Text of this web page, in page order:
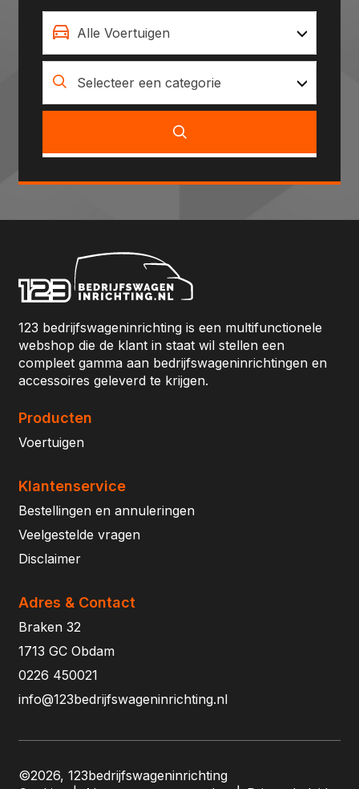
Alle Voertuigen
Selecteer een categorie
123 bedrijfswageninrichting is een multifunctionele
webshop die de klant in staat wil stellen een
compleet gamma aan bedrijfswageninrichtingen en
accessoires geleverd te krijgen.
Producten
Voertuigen
Klantenservice
Bestellingen en annuleringen
Veelgestelde vragen
Disclaimer
Adres & Contact
Braken 32
1713 GC Obdam
0226 450021
info@123bedrijfswageninrichting.nl
©2026, 123bedrijfswageninrichting